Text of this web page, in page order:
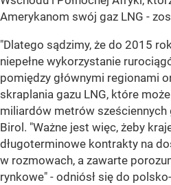
Amerykanom swój gaz LNG -
"Dlatego sądzimy, że do 2015
niepełne wykorzystanie
pomiędzy głównymi regionami
skraplania gazu LNG, które
miliardów metrów sześciennych
Birol. "Ważne jest więc, żeby
długoterminowe kontrakty na
w rozmowach, a zawarte
rynkowe" - odniósł się do